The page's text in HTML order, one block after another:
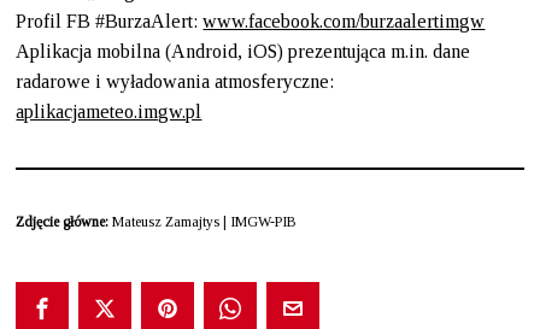
Profil FB #BurzaAlert:www.facebook.com/burzaalertimgw
Aplikacja mobilna (Android, iOS) prezentująca m.in. dane
radarowe i wyładowania atmosferyczne:
aplikacjameteo.imgw.pl
Zdjęcie główne: Mateusz Zamajtys | IMGW-PIB